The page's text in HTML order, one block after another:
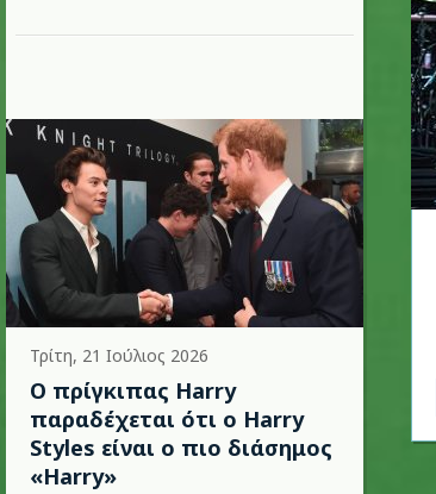
Τρίτη, 21 Ιούλιος 2026
Ο πρίγκιπας Harry
παραδέχεται ότι ο Harry
Styles είναι ο πιο διάσημος
«Harry»